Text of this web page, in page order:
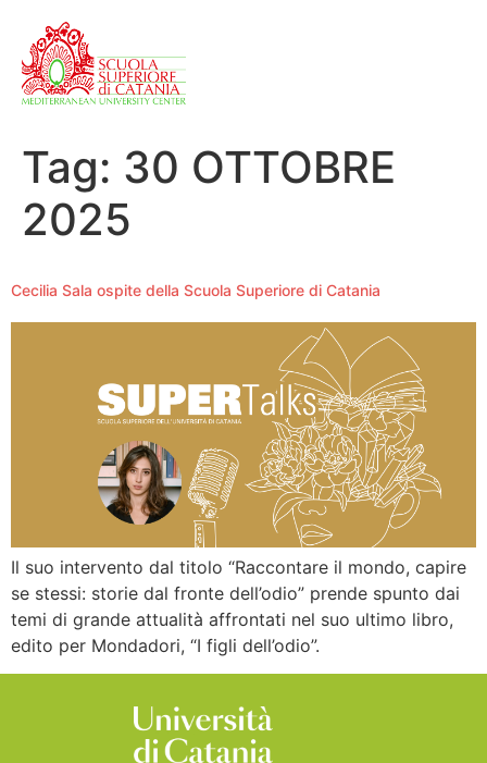
Tag: 30 OTTOBRE
2025
Cecilia Sala ospite della Scuola Superiore di Catania
Il suo intervento dal titolo “Raccontare il mondo, capire
se stessi: storie dal fronte dell’odio” prende spunto dai
temi di grande attualità affrontati nel suo ultimo libro,
edito per Mondadori, “I figli dell’odio”.